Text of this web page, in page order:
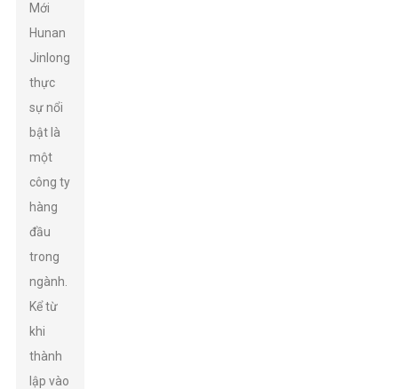
Mới
Hunan
Jinlong
thực
sự nổi
bật là
một
công ty
hàng
đầu
trong
ngành.
Kể từ
khi
thành
lập vào